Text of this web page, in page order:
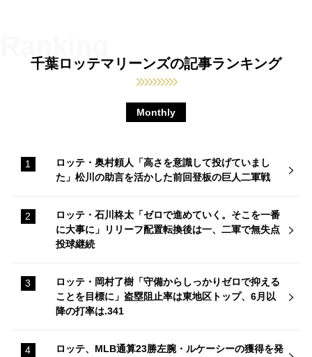
千葉ロッテマリーンズの記事ランキング
Monthly
ロッテ・奥村頼人「高さを意識して投げていまし
た」松川の助言を活かした前回登板の巨人二軍戦
ロッテ・石川柊太「ゼロで進めていく。そこを一番
に大事に」リリーフ配置転換後は一、二軍で無失点
投球継続
ロッテ・岡村了樹「守備からしっかりゼロで抑える
ことを目標に」盗塁阻止率は東地区トップ、6月以
降の打率は.341
ロッテ、MLB通算23勝左腕・ルケーシーの獲得を発